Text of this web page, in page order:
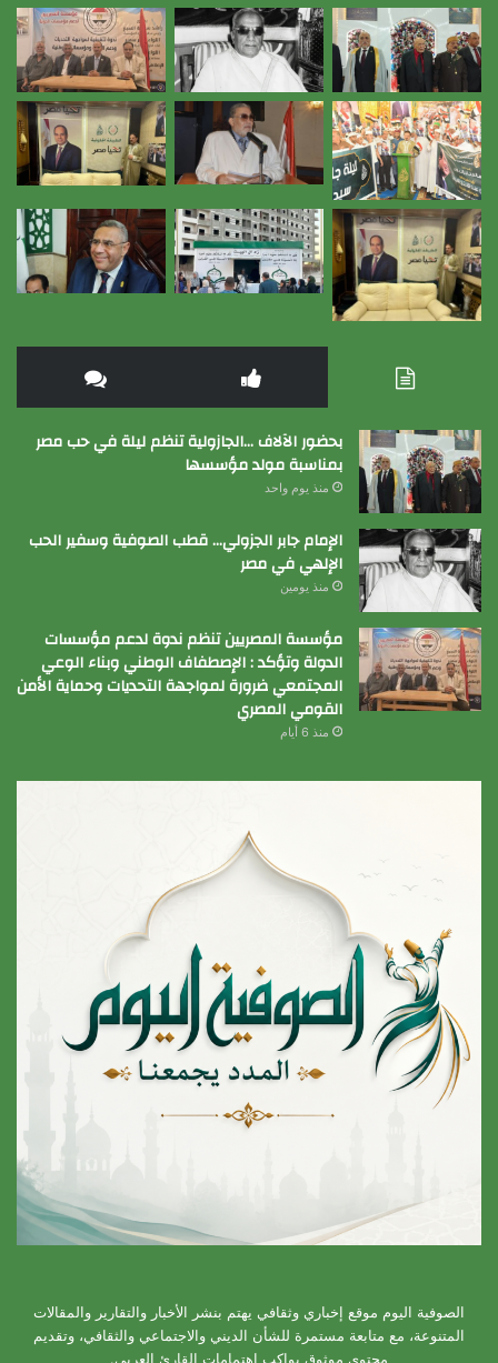
بحضور الآلاف …الجازولية تنظم ليلة في حب مصر
بمناسبة مولد مؤسسها
منذ يوم واحد
الإمام جابر الجزولي… قطب الصوفية وسفير الحب
الإلهي في مصر
منذ يومين
مؤسسة المصريين تنظم ندوة لدعم مؤسسات
الدولة وتؤكد : الإصطفاف الوطني وبناء الوعي
المجتمعي ضرورة لمواجهة التحديات وحماية الأمن
القومي المصري
منذ 6 أيام
الصوفية اليوم موقع إخباري وثقافي يهتم بنشر الأخبار والتقارير والمقالات
المتنوعة، مع متابعة مستمرة للشأن الديني والاجتماعي والثقافي، وتقديم
محتوى موثوق يواكب اهتمامات القارئ العربي.